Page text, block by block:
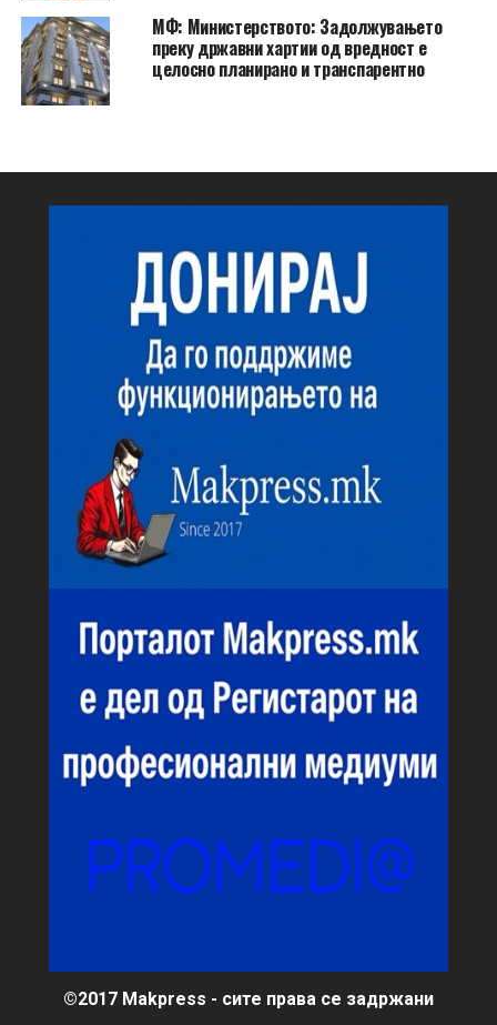
МФ: Министерството: Задолжувањето
преку државни хартии од вредност е
целосно планирано и транспарентно
©2017 Makpress - сите права се задржани